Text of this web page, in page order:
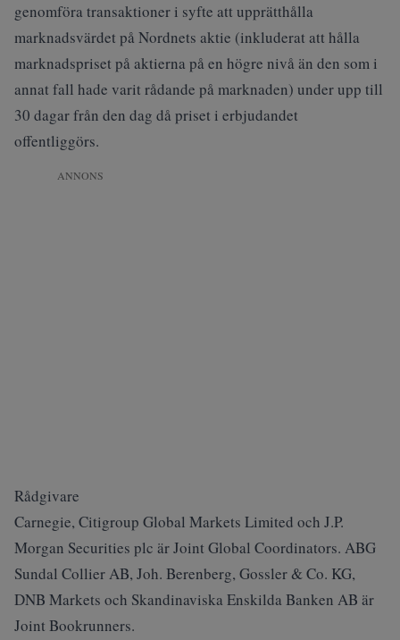
genomföra transaktioner i syfte att upprätthålla
marknadsvärdet på Nordnets aktie (inkluderat att hålla
marknadspriset på aktierna på en högre nivå än den som i
annat fall hade varit rådande på marknaden) under upp till
30 dagar från den dag då priset i erbjudandet
offentliggörs.
ANNONS
Rådgivare
Carnegie, Citigroup Global Markets Limited och J.P.
Morgan Securities plc är Joint Global Coordinators. ABG
Sundal Collier AB, Joh. Berenberg, Gossler & Co. KG,
DNB Markets och Skandinaviska Enskilda Banken AB är
Joint Bookrunners.